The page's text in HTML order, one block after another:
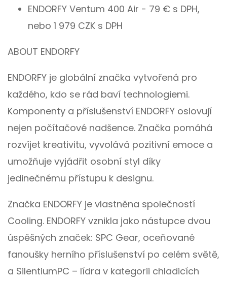
ENDORFY Ventum 400 Air - 79 € s DPH,
nebo 1 979 CZK s DPH
ABOUT ENDORFY
ENDORFY je globální značka vytvořená pro
každého, kdo se rád baví technologiemi.
Komponenty a příslušenství ENDORFY oslovují
nejen počítačové nadšence. Značka pomáhá
rozvíjet kreativitu, vyvolává pozitivní emoce a
umožňuje vyjádřit osobní styl díky
jedinečnému přístupu k designu.
Značka ENDORFY je vlastněna společností
Cooling. ENDORFY vznikla jako nástupce dvou
úspěšných značek: SPC Gear, oceňované
fanoušky herního příslušenství po celém světě,
a SilentiumPC – lídra v kategorii chladicích